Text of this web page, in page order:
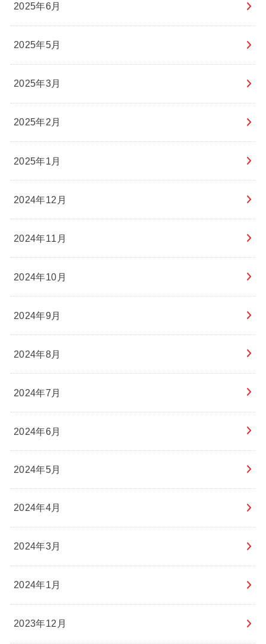
2025年6月
2025年5月
2025年3月
2025年2月
2025年1月
2024年12月
2024年11月
2024年10月
2024年9月
2024年8月
2024年7月
2024年6月
2024年5月
2024年4月
2024年3月
2024年1月
2023年12月